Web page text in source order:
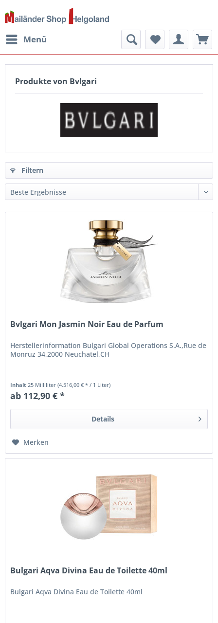
Menü
Produkte von Bvlgari
Filtern
Bvlgari Mon Jasmin Noir Eau de Parfum
Herstellerinformation Bulgari Global Operations S.A.,Rue de
Monruz 34,2000 Neuchatel,CH
Inhalt25 Milliliter(4.516,00 € * / 1 Liter)
ab 112,90 € *
Details
Merken
Bulgari Aqva Divina Eau de Toilette 40ml
Bulgari Aqva Divina Eau de Toilette 40ml